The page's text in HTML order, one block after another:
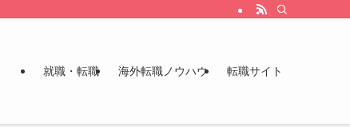
就職・転職 海外転職ノウハウ 転職サイト